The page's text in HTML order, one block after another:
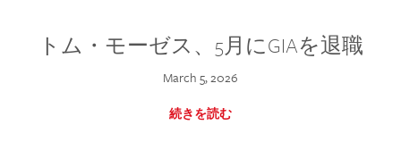
トム・モーゼス、5月にGIAを退職
March 5, 2026
続きを読む